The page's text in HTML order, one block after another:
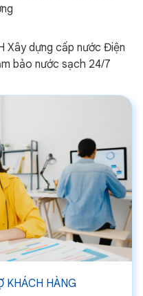
Xây dựng cấp nước Điện
bảo nước sạch 24/7
KHÁCH HÀNG